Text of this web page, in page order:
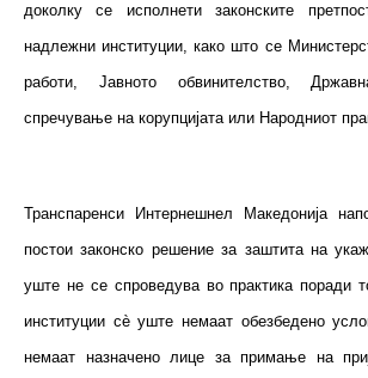
доколку се исполнети законските
надлежни институции, како што се
работи, Јавното обвинителство,
спречување на корупцијата или Народниот
Транспаренси Интернешнел Македонија
постои законско решение за заштита на
уште не се спроведува во практика поради
институции сè уште немаат обезбедено
немаат назначено лице за примање на